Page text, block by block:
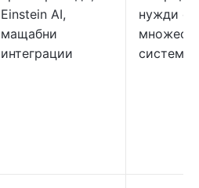
Einstein AI,
мащабни
интеграции
нужди от
системи